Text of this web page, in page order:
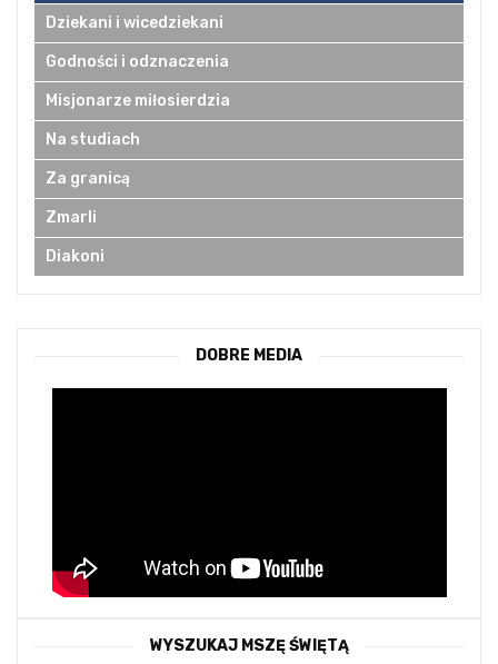
Dziekani i wicedziekani
Godności i odznaczenia
Misjonarze miłosierdzia
Na studiach
Za granicą
Zmarli
Diakoni
DOBRE MEDIA
WYSZUKAJ MSZĘ ŚWIĘTĄ